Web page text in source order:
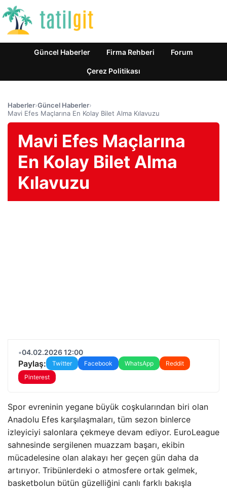
Güncel Haberler Firma Rehberi Forum
Çerez Politikası
Haberler›Güncel Haberler›
Mavi Efes Maçlarına En Kolay Bilet Alma Kılavuzu
Mavi Efes Maçlarına
En Kolay Bilet Alma
Kılavuzu
•04.02.2026 12:00
Paylaş: Twitter Facebook WhatsApp
Reddit
Pinterest
Spor evreninin yegane büyük coşkularından biri olan
Anadolu Efes karşılaşmaları, tüm sezon binlerce
izleyiciyi salonlara çekmeye devam ediyor. EuroLeague
sahnesinde sergilenen muazzam başarı, ekibin
mücadelesine olan alakayı her geçen gün daha da
artırıyor. Tribünlerdeki o atmosfere ortak gelmek,
basketbolun bütün güzelliğini canlı farklı bakışla